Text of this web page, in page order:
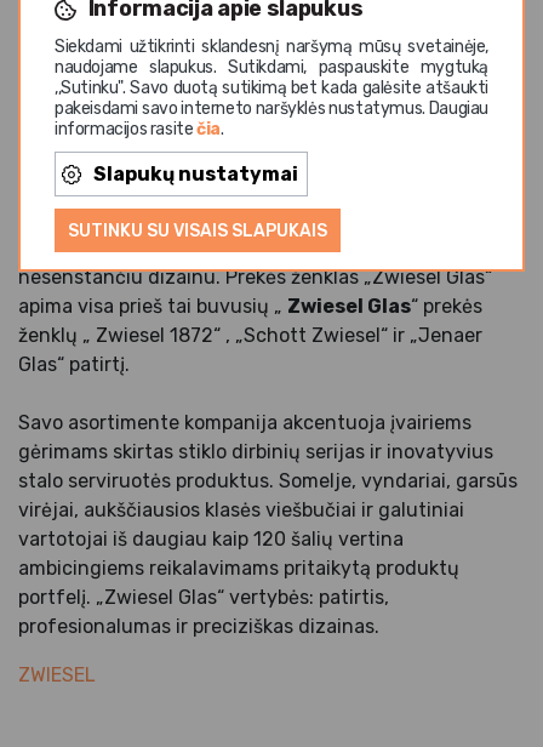
Informacija apie slapukus
Siekdami užtikrinti sklandesnį naršymą mūsų svetainėje,
naudojame slapukus. Sutikdami, paspauskite mygtuką
,,Sutinku". Savo duotą sutikimą bet kada galėsite atšaukti
pakeisdami savo interneto naršyklės nustatymus. Daugiau
informacijos rasitečia.
Slapukų nustatymai
SUTINKU SU VISAIS SLAPUKAIS
Zwiesel Glas” – jau 150+ metų yra neįveikiamas
lyderis krištolo gamyboje. Kompanija bendradarbiauja
su žymiausiais restoranais, pripažintais dizaineriais ir
savo gamyboje sujungia inovatyvias medžiagas su
šiuolaikiniais krištolo gamybos metodais, bei
nesenstančiu dizainu. Prekės ženklas „Zwiesel Glas“
apima visa prieš tai buvusių „ Zwiesel Glas“ prekės
ženklų „ Zwiesel 1872“ , „Schott Zwiesel“ ir „Jenaer
Glas“ patirtį.
Savo asortimente kompanija akcentuoja įvairiems
gėrimams skirtas stiklo dirbinių serijas ir inovatyvius
stalo serviruotės produktus. Somelje, vyndariai, garsūs
virėjai, aukščiausios klasės viešbučiai ir galutiniai
vartotojai iš daugiau kaip 120 šalių vertina
ambicingiems reikalavimams pritaikytą produktų
portfelį. „Zwiesel Glas“ vertybės: patirtis,
profesionalumas ir preciziškas dizainas.
ZWIESEL